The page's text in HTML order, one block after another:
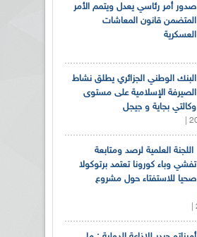
صدور أمر رئاسي يعدل ويتمم الأمر
المتضمن قانون المعاشات
العسكرية
البنك الوطني الجزائري يطلق نشاط
الصيرفة الإسلامية على مستوى
وكالتي بجاية و جيجل
اللجنة العلمية لرصد ومتابعة
تفشي وباء كورونا تعتمد برتوكولا
صحيا للاستفتاء حول مشروع